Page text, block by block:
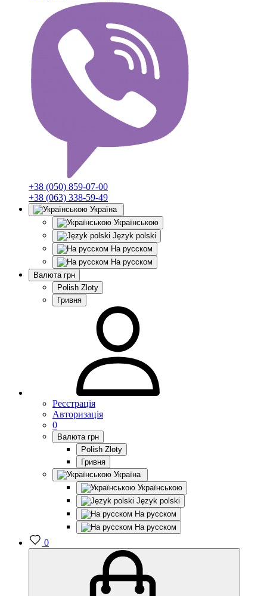
+38 (050) 859-07-00
+38 (063) 338-59-49
Україна
Українською
Język polski
На русском
На русском
Валюта грн
Polish Zloty
Гривня
Реєстрація
Авторизація
0
Валюта грн
Polish Zloty
Гривня
Україна
Українською
Język polski
На русском
На русском
0